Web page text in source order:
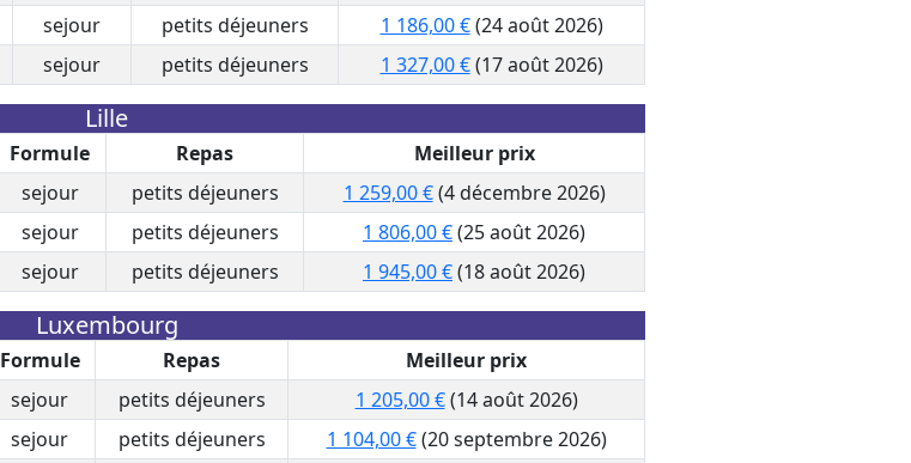
sejour petits déjeuners 1 186,00 €(24 août 2026)
sejour petits déjeuners 1 327,00 €(17 août 2026)
Lille
Formule Repas
Meilleur prix
sejour petits déjeuners 1 259,00 €(4 décembre 2026)
sejour petits déjeuners 1 806,00 €(25 août 2026)
sejour petits déjeuners 1 945,00 €(18 août 2026)
Luxembourg
Formule Repas
Meilleur prix
sejour petits déjeuners 1 205,00 €(14 août 2026)
sejour petits déjeuners 1 104,00 €(20 septembre 2026)